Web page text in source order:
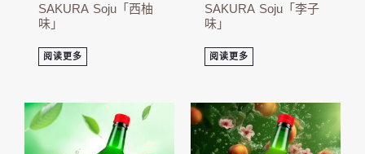
SAKURA Soju「西柚
味」
阅读更多
SAKURA Soju「李子
味」
阅读更多